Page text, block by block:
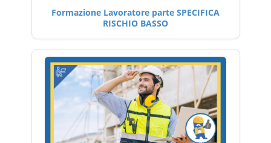
Formazione Lavoratore parte SPECIFICA
RISCHIO BASSO